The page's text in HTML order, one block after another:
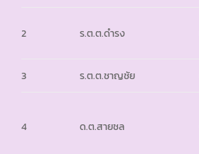
2 ร.ต.ต.ดำรง
3 ร.ต.ต.ชาญชัย
4 ด.ต.สายชล